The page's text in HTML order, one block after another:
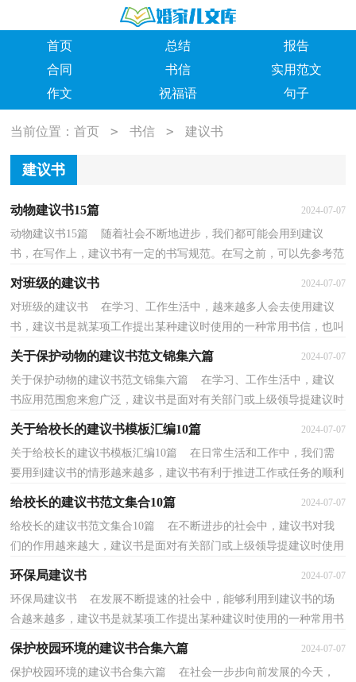
首页 总结
报告
合同
书信
实用范文
作文
祝福语 句子
当前位置：首页 > 书信 > 建议书
建议书
动物建议书15篇 2024-07-07
动物建议书15篇 随着社会不断地进步，我们都可能会用到建议
书，在写作上，建议书有一定的书写规范。在写之前，可以先参考范
对班级的建议书 2024-07-07
对班级的建议书 在学习、工作生活中，越来越多人会去使用建议
书，建议书是就某项工作提出某种建议时使用的一种常用书信，也叫
关于保护动物的建议书范文锦集六篇 2024-07-07
关于保护动物的建议书范文锦集六篇 在学习、工作生活中，建议
书应用范围愈来愈广泛，建议书是面对有关部门或上级领导提建议时
关于给校长的建议书模板汇编10篇 2024-07-07
关于给校长的建议书模板汇编10篇 在日常生活和工作中，我们需
要用到建议书的情形越来越多，建议书有利于推进工作或任务的顺利
给校长的建议书范文集合10篇 2024-07-07
给校长的建议书范文集合10篇 在不断进步的社会中，建议书对我
们的作用越来越大，建议书是面对有关部门或上级领导提建议时使用
环保局建议书 2024-07-07
环保局建议书 在发展不断提速的社会中，能够利用到建议书的场
合越来越多，建议书是就某项工作提出某种建议时使用的一种常用书
信，也叫意见书。来参考自己需要的建议书吧！下面是...
保护校园环境的建议书合集六篇 2024-07-07
保护校园环境的建议书合集六篇 在社会一步步向前发展的今天，